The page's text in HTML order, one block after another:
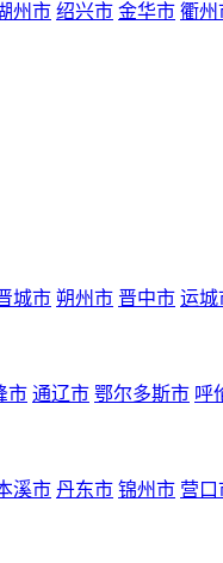
州市 绍兴市 金华市 衢州
城市 朔州市 晋中市 运城
市 通辽市 鄂尔多斯市 呼
溪市 丹东市 锦州市 营口